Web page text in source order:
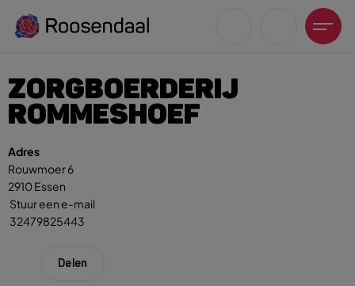
Zoeksuggesties
UITagenda
Wandelen
Winkeltijden en koopzondagen
ZORGBOERDERIJ
ROMMESHOEF
Adres
Rouwmoer 6
2910 Essen
Stuur een e-mail
32479825443
Delen